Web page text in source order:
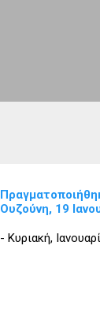
Ουζούνη, 19
- Κυριακή,